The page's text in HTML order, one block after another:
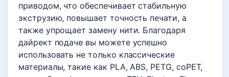
приводом, что обеспечивает стабильную
экструзию, повышает точность печати, а
также упрощает замену нити. Благодаря
дайрект подаче вы можете успешно
использовать не только классические
материалы, такие как PLA, ABS, PETG, coPET,